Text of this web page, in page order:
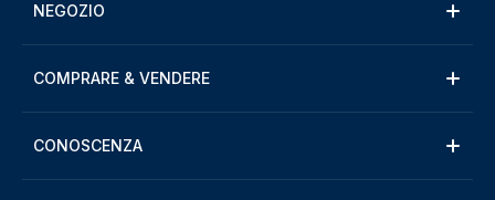
NEGOZIO
COMPRARE & VENDERE
CONOSCENZA